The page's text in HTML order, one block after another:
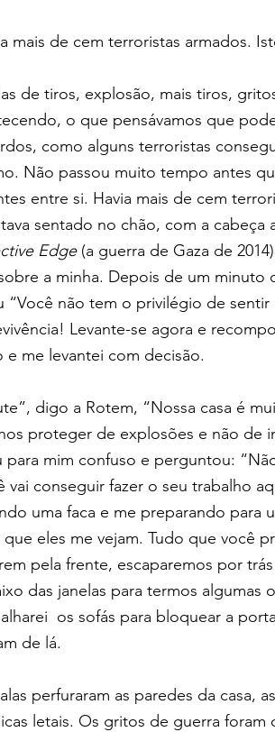
mais de cem terroristas armados.
de tiros, explosão, mais tiros,
o que pensávamos que
como alguns terroristas
Não passou muito tempo antes
entre si. Havia mais de cem
sentado no chão, com a cabeça
Edge (a guerra de Gaza de
a minha. Depois de um
“Você não tem o privilégio de sentir
Levante-se agora e
e me levantei com decisão.
digo a Rotem, “Nossa casa é
proteger de explosões e não de
para mim confuso e perguntou:
vai conseguir fazer o seu trabalho
uma faca e me preparando para
que eles me vejam. Tudo que você
pela frente, escaparemos por
das janelas para termos
os sofás para bloquear a
de lá.
perfuraram as paredes da casa,
letais. Os gritos de guerra foram